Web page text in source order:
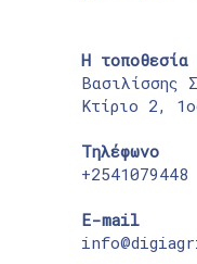
Η τοποθεσία
Βασιλίσσης
Κτίριο 2,
Τηλέφωνο
+2541079448
E-mail